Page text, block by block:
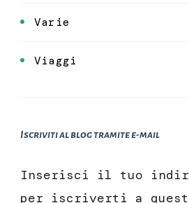
Varie
Viaggi
Iscriviti al blog tramite e-mail
Inserisci il tuo
per iscriverti a